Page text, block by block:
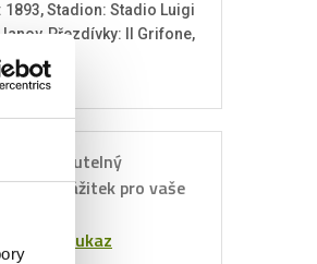
1893, Stadion: Stadio Luigi
Přezdívky: Il Grifone,
zážitek pro vaše
poukaz